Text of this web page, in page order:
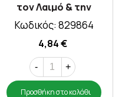
τον Λαιμό & την
Ενίσχυση
24τμχ
Κωδικός: 829864
4,84 €
- +
Προσθήκη στο καλάθι